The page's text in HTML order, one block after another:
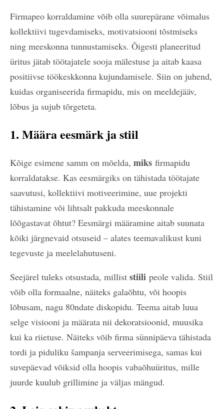
Firmapeo korraldamine võib olla suurepärane võimalus
kollektiivi tugevdamiseks, motivatsiooni tõstmiseks
ning meeskonna tunnustamiseks. Õigesti planeeritud
üritus jätab töötajatele sooja mälestuse ja aitab kaasa
positiivse töökeskkonna kujundamisele. Siin on juhend,
kuidas organiseerida firmapidu, mis on meeldejääv,
lõbus ja sujub tõrgeteta.
1. Määra eesmärk ja stiil
Kõige esimene samm on mõelda, miks firmapidu
korraldatakse. Kas eesmärgiks on tähistada töötajate
saavutusi, kollektiivi motiveerimine, uue projekti
tähistamine või lihtsalt pakkuda meeskonnale
lõõgastavat õhtut? Eesmärgi määramine aitab suunata
kõiki järgnevaid otsuseid – alates teemavalikust kuni
tegevuste ja meelelahutuseni.
Seejärel tuleks otsustada, millist stiili peole valida. Stiil
võib olla formaalne, näiteks galaõhtu, või hoopis
lõbusam, nagu 80ndate diskopidu. Teema aitab luua
selge visiooni ja määrata nii dekoratsioonid, muusika
kui ka riietuse. Näiteks võib firma sünnipäeva tähistada
tordi ja piduliku šampanja serveerimisega, samas kui
suvepäevad võiksid olla hoopis vabaõhuüritus, mille
juurde kuulub grillimine ja väljas mängud.